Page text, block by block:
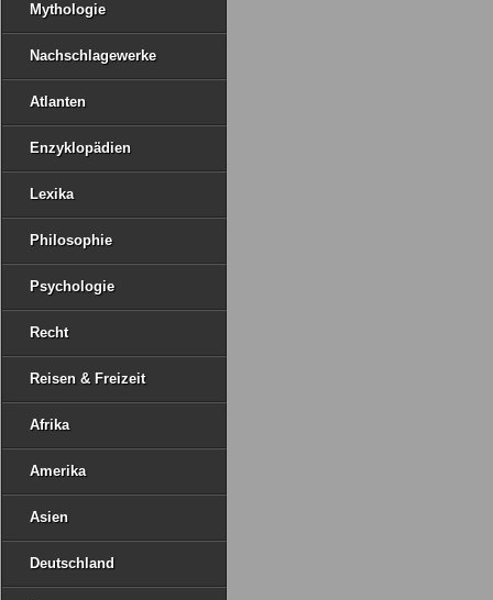
Mythologie
Nachschlagewerke
Atlanten
Enzyklopädien
Lexika
Philosophie
Psychologie
Recht
Reisen & Freizeit
Afrika
Amerika
Asien
Deutschland